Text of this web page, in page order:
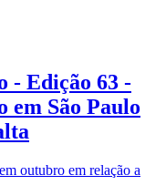
- Edição 63 -
em São Paulo
outubro em relação a